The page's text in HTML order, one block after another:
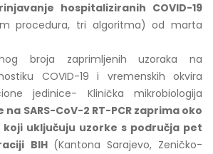
hospitaliziranih COVID-19
procedura, tri algoritma) od marta
broja zaprimljenih uzoraka na
COVID-19 i vremenskih okvira
jedinice- Klinička mikrobiologija
na SARS-CoV-2 RT-PCR zaprima oko
uključuju uzorke s područja pet
BIH (Kantona Sarajevo, Zeničko-